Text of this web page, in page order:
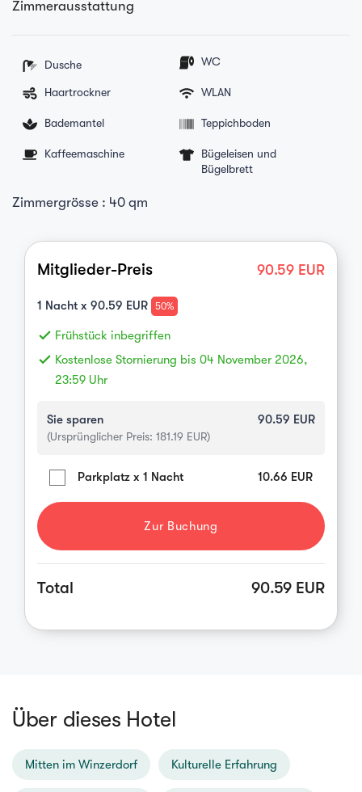
Zimmerausstattung
Dusche WC
Haartrockner WLAN
Bademantel Teppichboden
Kaffeemaschine
Bügeleisen und
Bügelbrett
Zimmergrösse : 40 qm
Mitglieder-Preis 90.59EUR
1 Nacht x 90.59 EUR 50%
done Frühstück inbegriffen
done Kostenlose Stornierung bis 04 November 2026,
23:59 Uhr
Sie sparen 90.59 EUR
(Ursprünglicher Preis: 181.19 EUR)
Parkplatz x 1 Nacht 10.66 EUR
Zur Buchung
Total 90.59 EUR
Über dieses Hotel
Mitten im Winzerdorf Kulturelle Erfahrung